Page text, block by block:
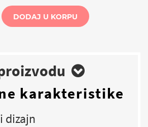
DODAJ U KORPU
karakteristike
dizajn